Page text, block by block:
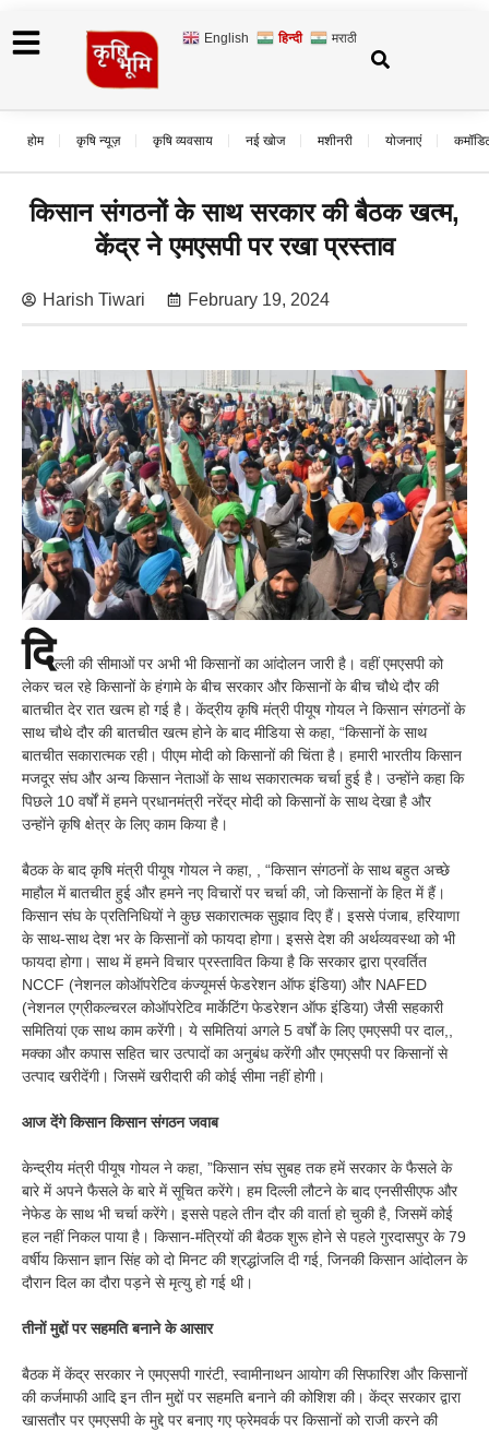
English हिन्दी मराठी
होम कृषि न्यूज़ कृषि व्यवसाय नई खोज मशीनरी योजनाएं
किसान संगठनों के साथ सरकार की बैठक खत्म,
केंद्र ने एमएसपी पर रखा प्रस्ताव
Harish Tiwari February 19, 2024
दिल्ली की सीमाओं पर अभी भी किसानों का आंदोलन जारी है। वहीं एमएसपी को
लेकर चल रहे किसानों के हंगामे के बीच सरकार और किसानों के बीच चौथे दौर की
बातचीत देर रात खत्म हो गई है। केंद्रीय कृषि मंत्री पीयूष गोयल ने किसान संगठनों के
साथ चौथे दौर की बातचीत खत्म होने के बाद मीडिया से कहा, “किसानों के साथ
बातचीत सकारात्मक रही। पीएम मोदी को किसानों की चिंता है। हमारी भारतीय किसान
मजदूर संघ और अन्य किसान नेताओं के साथ सकारात्मक चर्चा हुई है। उन्होंने कहा कि
पिछले 10 वर्षों में हमने प्रधानमंत्री नरेंद्र मोदी को किसानों के साथ देखा है और
उन्होंने कृषि क्षेत्र के लिए काम किया है।
बैठक के बाद कृषि मंत्री पीयूष गोयल ने कहा, , “किसान संगठनों के साथ बहुत अच्छे
माहौल में बातचीत हुई और हमने नए विचारों पर चर्चा की, जो किसानों के हित में हैं।
किसान संघ के प्रतिनिधियों ने कुछ सकारात्मक सुझाव दिए हैं। इससे पंजाब, हरियाणा
के साथ-साथ देश भर के किसानों को फायदा होगा। इससे देश की अर्थव्यवस्था को भी
फायदा होगा। साथ में हमने विचार प्रस्तावित किया है कि सरकार द्वारा प्रवर्तित
NCCF (नेशनल कोऑपरेटिव कंज्यूमर्स फेडरेशन ऑफ इंडिया) और NAFED
(नेशनल एग्रीकल्चरल कोऑपरेटिव मार्केटिंग फेडरेशन ऑफ इंडिया) जैसी सहकारी
समितियां एक साथ काम करेंगी। ये समितियां अगले 5 वर्षों के लिए एमएसपी पर दाल,,
मक्का और कपास सहित चार उत्पादों का अनुबंध करेंगी और एमएसपी पर किसानों से
उत्पाद खरीदेंगी। जिसमें खरीदारी की कोई सीमा नहीं होगी।
आज देंगे किसान किसान संगठन जवाब
केन्द्रीय मंत्री पीयूष गोयल ने कहा, ”किसान संघ सुबह तक हमें सरकार के फैसले के
बारे में अपने फैसले के बारे में सूचित करेंगे। हम दिल्ली लौटने के बाद एनसीसीएफ और
नेफेड के साथ भी चर्चा करेंगे। इससे पहले तीन दौर की वार्ता हो चुकी है, जिसमें कोई
हल नहीं निकल पाया है। किसान-मंत्रियों की बैठक शुरू होने से पहले गुरदासपुर के 79
वर्षीय किसान ज्ञान सिंह को दो मिनट की श्रद्धांजलि दी गई, जिनकी किसान आंदोलन के
दौरान दिल का दौरा पड़ने से मृत्यु हो गई थी।
तीनों मुद्दों पर सहमति बनाने के आसार
बैठक में केंद्र सरकार ने एमएसपी गारंटी, स्वामीनाथन आयोग की सिफारिश और किसानों
की कर्जमाफी आदि इन तीन मुद्दों पर सहमति बनाने की कोशिश की। केंद्र सरकार द्वारा
खासतौर पर एमएसपी के मुद्दे पर बनाए गए फ्रेमवर्क पर किसानों को राजी करने की